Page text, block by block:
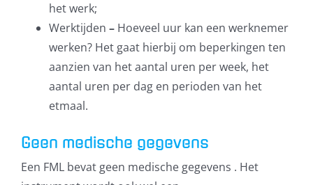
het werk;
Werktijden – Hoeveel uur kan een werknemer
werken? Het gaat hierbij om beperkingen ten
aanzien van het aantal uren per week, het
aantal uren per dag en perioden van het
etmaal.
Geen medische gegevens
Een FML bevat geen medische gegevens . Het